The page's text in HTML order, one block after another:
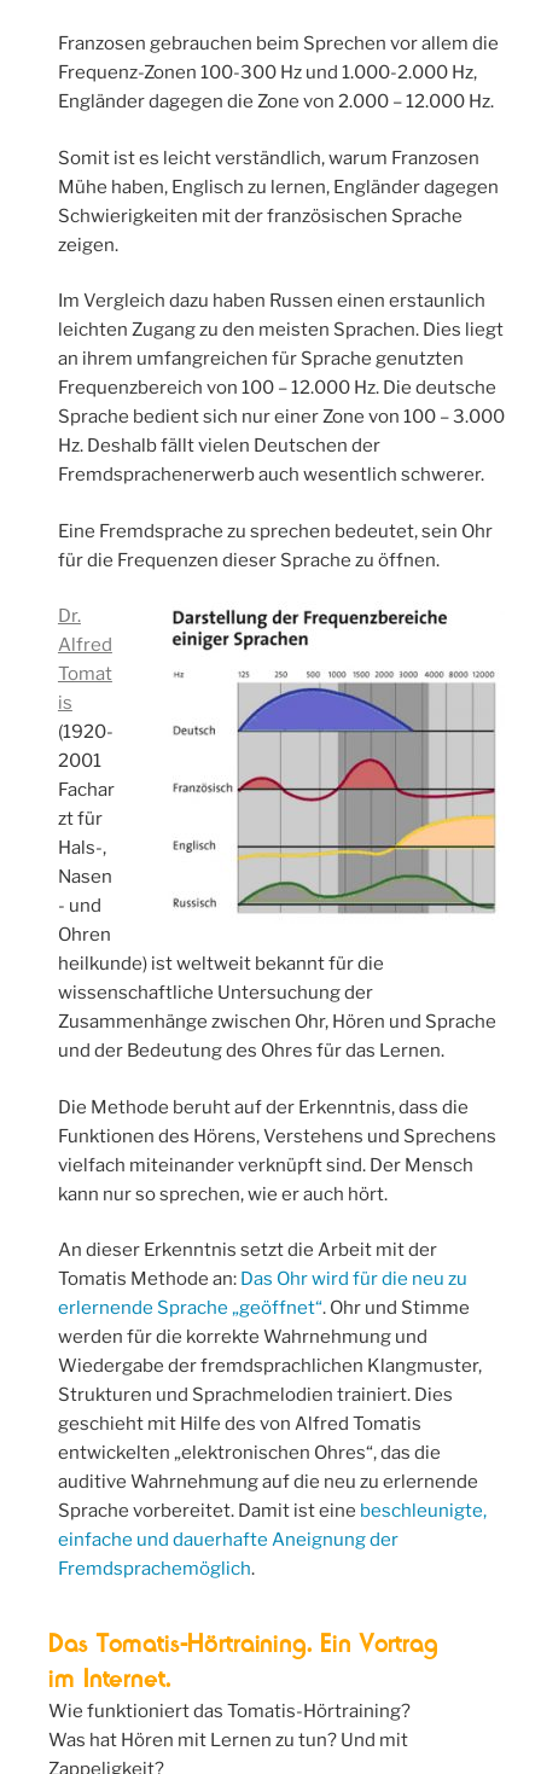
Franzosen gebrauchen beim Sprechen vor allem die
Frequenz-Zonen 100-300 Hz und 1.000-2.000 Hz,
Engländer dagegen die Zone von 2.000 – 12.000 Hz.
Somit ist es leicht verständlich, warum Franzosen
Mühe haben, Englisch zu lernen, Engländer dagegen
Schwierigkeiten mit der französischen Sprache
zeigen.
Im Vergleich dazu haben Russen einen erstaunlich
leichten Zugang zu den meisten Sprachen. Dies liegt
an ihrem umfangreichen für Sprache genutzten
Frequenzbereich von 100 – 12.000 Hz. Die deutsche
Sprache bedient sich nur einer Zone von 100 – 3.000
Hz. Deshalb fällt vielen Deutschen der
Fremdsprachenerwerb auch wesentlich schwerer.
Eine Fremdsprache zu sprechen bedeutet, sein Ohr
für die Frequenzen dieser Sprache zu öffnen.
Dr.
Alfred
Tomat
is
(1920-
2001
Fachar
zt für
Hals-,
Nasen
- und
Ohren
heilkunde) ist weltweit bekannt für die
wissenschaftliche Untersuchung der
Zusammenhänge zwischen Ohr, Hören und Sprache
und der Bedeutung des Ohres für das Lernen.
Die Methode beruht auf der Erkenntnis, dass die
Funktionen des Hörens, Verstehens und Sprechens
vielfach miteinander verknüpft sind. Der Mensch
kann nur so sprechen, wie er auch hört.
An dieser Erkenntnis setzt die Arbeit mit der
Tomatis Methode an: Das Ohr wird für die neu zu
erlernende Sprache „geöffnet“. Ohr und Stimme
werden für die korrekte Wahrnehmung und
Wiedergabe der fremdsprachlichen Klangmuster,
Strukturen und Sprachmelodien trainiert. Dies
geschieht mit Hilfe des von Alfred Tomatis
entwickelten „elektronischen Ohres“, das die
auditive Wahrnehmung auf die neu zu erlernende
Sprache vorbereitet. Damit ist eine beschleunigte,
einfache und dauerhafte Aneignung der
Fremdsprachemöglich.
Das Tomatis-Hörtraining. Ein Vortrag
im Internet.
Wie funktioniert das Tomatis-Hörtraining?
Was hat Hören mit Lernen zu tun? Und mit
Zappeligkeit?